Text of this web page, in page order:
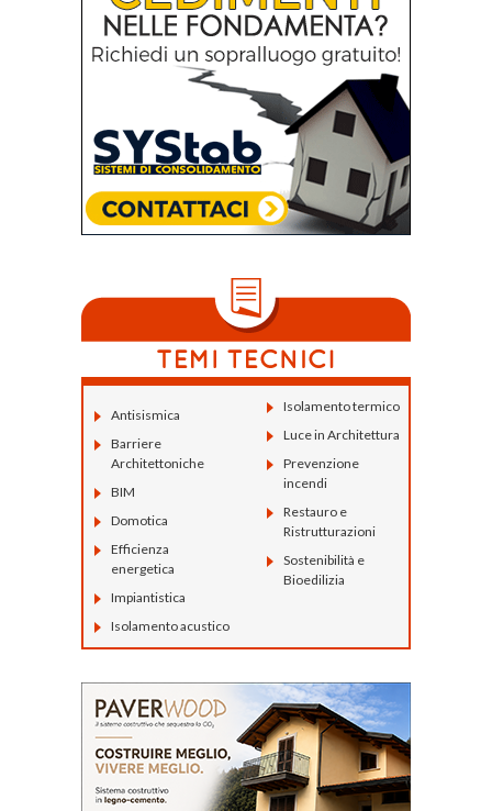
Antisismica
Barriere
Architettoniche
BIM
Domotica
Efficienza
energetica
Impiantistica
Isolamento acustico
Isolamento termico
Luce in Architettura
Prevenzione
incendi
Restauro e
Ristrutturazioni
Sostenibilità e
Bioedilizia